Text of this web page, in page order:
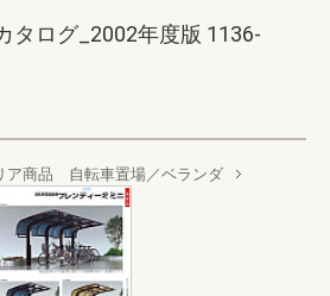
タログ_2002年度版 1136-
ア商品 自転車置場／ベランダ